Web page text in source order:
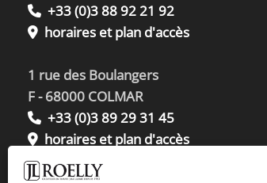
+33 (0)3 88 92 21 92
horaires et plan d'accès
1 rue des Boulangers
F - 68000 COLMAR
+33 (0)3 89 29 31 45
horaires et plan d'accès